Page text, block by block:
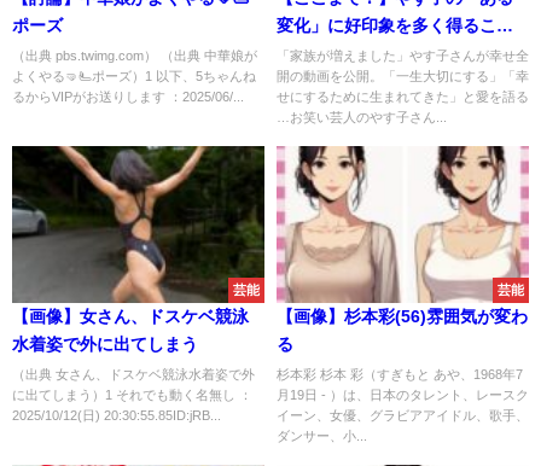
ポーズ
（出典 pbs.twimg.com） （出典 中華娘が
よくやる🤜🫷ポーズ）1 以下、5ちゃんね
るからVIPがお送りします ：2025/06/...
変化」に好印象を多く得ること
に
「家族が増えました」やす子さんが幸せ全
開の動画を公開。「一生大切にする」「幸
せにするために生まれてきた」と愛を語る
…お笑い芸人のやす子さん...
芸能
【画像】女さん、ドスケベ競泳
水着姿で外に出てしまう
（出典 女さん、ドスケベ競泳水着姿で外
に出てしまう）1 それでも動く名無し ：
2025/10/12(日) 20:30:55.85ID:jRB...
芸能
【画像】杉本彩(56)雰囲気が変わ
る
杉本彩 杉本 彩（すぎもと あや、1968年7
月19日 - ）は、日本のタレント、レースク
イーン、女優、グラビアアイドル、歌手、
ダンサー、小...